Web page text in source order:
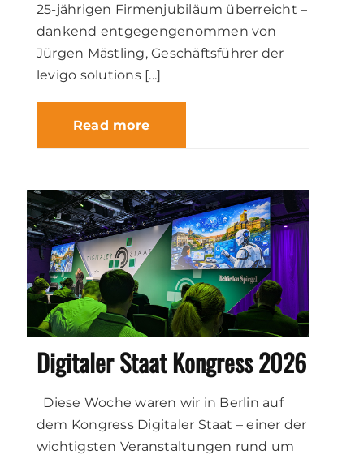
25-jährigen Firmenjubiläum überreicht –
dankend entgegengenommen von
Jürgen Mästling, Geschäftsführer der
levigo solutions [...]
Read more
Digitaler Staat Kongress 2026
Diese Woche waren wir in Berlin auf
dem Kongress Digitaler Staat – einer der
wichtigsten Veranstaltungen rund um